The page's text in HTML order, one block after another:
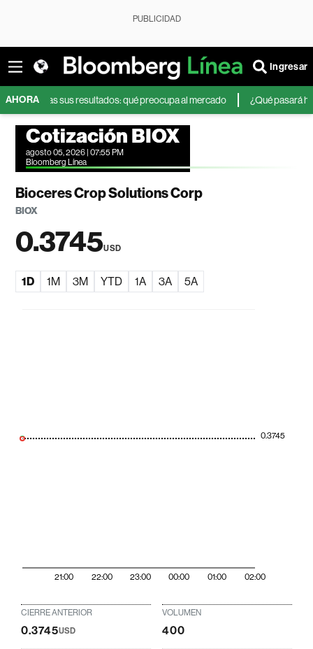
PUBLICIDAD
Ingresar
AHORA
tras sus resultados: qué preocupa al mercado ¿Qué pasará hoy en
Cotización BIOX
agosto 05, 2026 | 07:55 PM
Bloomberg Línea
Bioceres Crop Solutions Corp
BIOX
0.3745USD
1D 1M 3M YTD 1A 3A 5A
21:00 22:00 23:00 00:00 01:00 02:00
0.3745
CIERRE ANTERIOR
0.3745USD
VOLUMEN
400